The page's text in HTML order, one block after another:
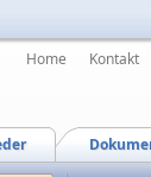
Home Kontakt